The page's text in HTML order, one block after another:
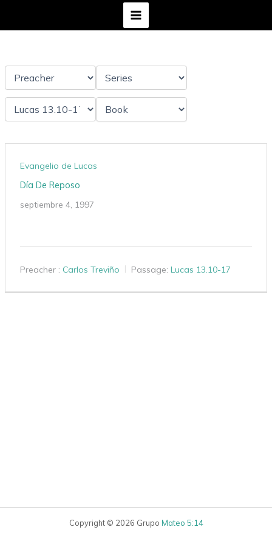
Evangelio de Lucas
Día De Reposo
septiembre 4, 1997
Preacher : Carlos Treviño Passage: Lucas 13.10-17
Copyright © 2026 Grupo Mateo 5:14